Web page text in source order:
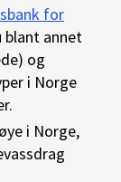
for
blant annet
og
i Norge
i Norge,